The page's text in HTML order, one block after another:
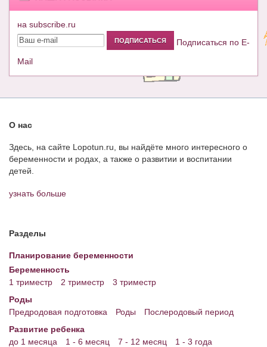
на subscribe.ru
Подписаться по E-
Mail
О нас
Здесь, на сайте Lopotun.ru, вы найдёте много интересного о
беременности и родах, а также о развитии и воспитании
детей.
узнать больше
Разделы
Планирование беременности
Беременность
1 триместр
2 триместр
3 триместр
Роды
Предродовая подготовка
Роды
Послеродовый период
Развитие ребенка
до 1 месяца
1 - 6 месяц 7 - 12 месяц
1 - 3 года